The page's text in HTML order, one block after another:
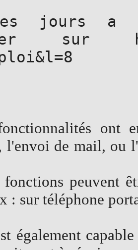
jours a
sur
ont
l'envoi de mail, ou
fonctions peuvent
: sur téléphone
également